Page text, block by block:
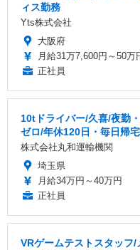
ィス勤務
Yts株式会社
大阪府
月給31万7,600円～50万
正社員
10tドライバー/久喜/夜勤
ゼロ/年休120日・毎日帰
株式会社丸和運輸機関
埼玉県
月給34万円～40万円
正社員
VRゲームテストスタッフ